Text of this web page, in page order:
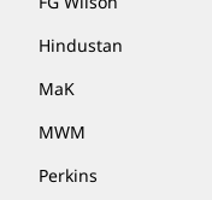
Hindustan
MaK
MWM
Perkins